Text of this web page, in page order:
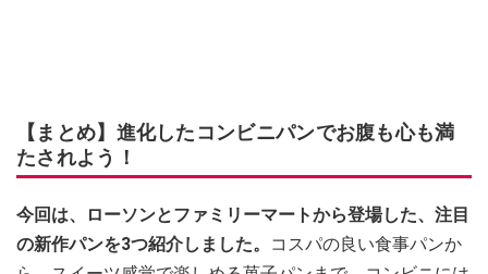
【まとめ】進化したコンビニパンでお腹も心も満
たされよう！
今回は、ローソンとファミリーマートから登場した、注目
の新作パンを3つ紹介しました。
コスパの良い食事パンか